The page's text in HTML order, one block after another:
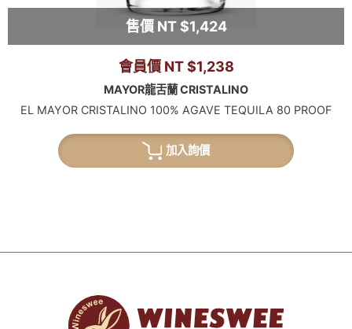
售價 NT $1,424
會員價 NT $1,238
MAYOR龍舌蘭 CRISTALINO
EL MAYOR CRISTALINO 100% AGAVE TEQUILA 80 PROOF
加入詢價